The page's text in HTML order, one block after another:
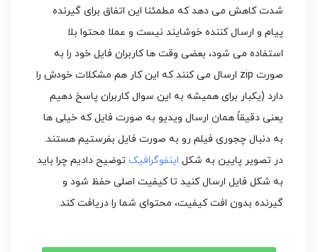
شدت کاهش می دهد که مطمئنا این اتفاق برای گیرنده
پیام و ارسال کننده خوشایند نیست و عملا محتوا بلا
استفاده می شود، بعضی وقت ها کاربران فایل خود را به
صورت zip ارسال می کنند که این کار هم مشکلات خودش را
دارد (یکبار برای همیشه به این سوال کاربران پاسخ دهیم
یعنی دقیقاً همان ارسال ویدیو به صورت فایل که خیلی ها
به دنبال چجوری فیلم رو به صورت فایل بفرستیم هستند.
در تصویر پایین به شکل اینفوگرافیک توضیح دادیم چرا باید
به شکل فایل ارسال کنید تا کیفیت اصلی حفظ شود و
گیرنده بدون افت کیفیت، محتوای شما را دریافت کند.